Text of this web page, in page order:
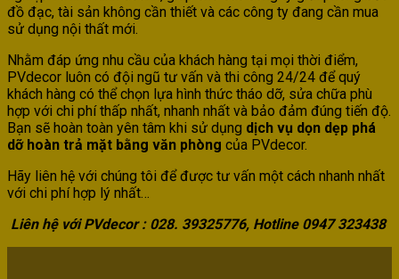
đồ đạc, tài sản không cần thiết và các công ty đang cần mua
sử dụng nội thất mới.
Nhằm đáp ứng nhu cầu của khách hàng tại mọi thời điểm,
PVdecor luôn có đội ngũ tư vấn và thi công 24/24 để quý
khách hàng có thể chọn lựa hình thức tháo dỡ, sửa chữa phù
hợp với chi phí thấp nhất, nhanh nhất và bảo đảm đúng tiến độ.
Bạn sẽ hoàn toàn yên tâm khi sử dụng dịch vụ dọn dẹp phá
dỡ hoàn trả mặt bằng văn phòng của PVdecor.
Hãy liên hệ với chúng tôi để được tư vấn một cách nhanh nhất
với chi phí hợp lý nhất…
Liên hệ với PVdecor : 028. 39325776, Hotline 0947 323438